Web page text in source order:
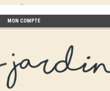
MON COMPTE